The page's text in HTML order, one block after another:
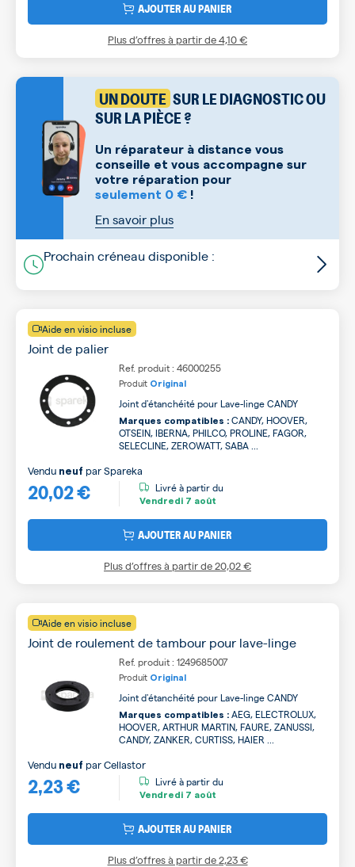
AJOUTER AU PANIER
Plus d’offres à partir de4,10 €
UN DOUTE SUR LE DIAGNOSTIC OU
SUR LA PIÈCE ?
Un réparateur à distance vous
conseille et vous accompagne sur
votre réparation pour
seulement 0 € !
En savoir plus
Prochain créneau disponible :
Aide en visio incluse
Joint de palier
Ref. produit : 46000255
Produit Original
Joint d'étanchéité pour Lave-linge CANDY
Marques compatibles : CANDY, HOOVER,
OTSEIN, IBERNA, PHILCO, PROLINE, FAGOR,
SELECLINE, ZEROWATT, SABA ...
20,02 €
Vendu neuf parSpareka
Livré à partir du
Vendredi 7 août
AJOUTER AU PANIER
Plus d’offres à partir de20,02 €
Aide en visio incluse
Joint de roulement de tambour pour lave-linge
Ref. produit : 1249685007
Produit Original
Joint d'étanchéité pour Lave-linge CANDY
Marques compatibles : AEG, ELECTROLUX,
HOOVER, ARTHUR MARTIN, FAURE, ZANUSSI,
CANDY, ZANKER, CURTISS, HAIER ...
2,23 €
Vendu neuf parCellastor
Livré à partir du
Vendredi 7 août
AJOUTER AU PANIER
Plus d’offres à partir de2,23 €